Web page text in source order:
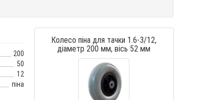
200
50
12
піна
Колесо піна для тачки 1.6-3/12,
діаметр 200 мм, вісь 52 мм